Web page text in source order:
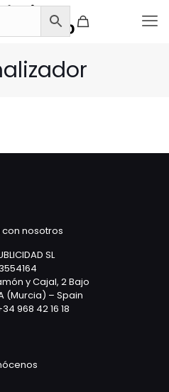
nosotros
SL
y Cajal, 2 Bajo
(Murcia) – Spain
968 42 16 18